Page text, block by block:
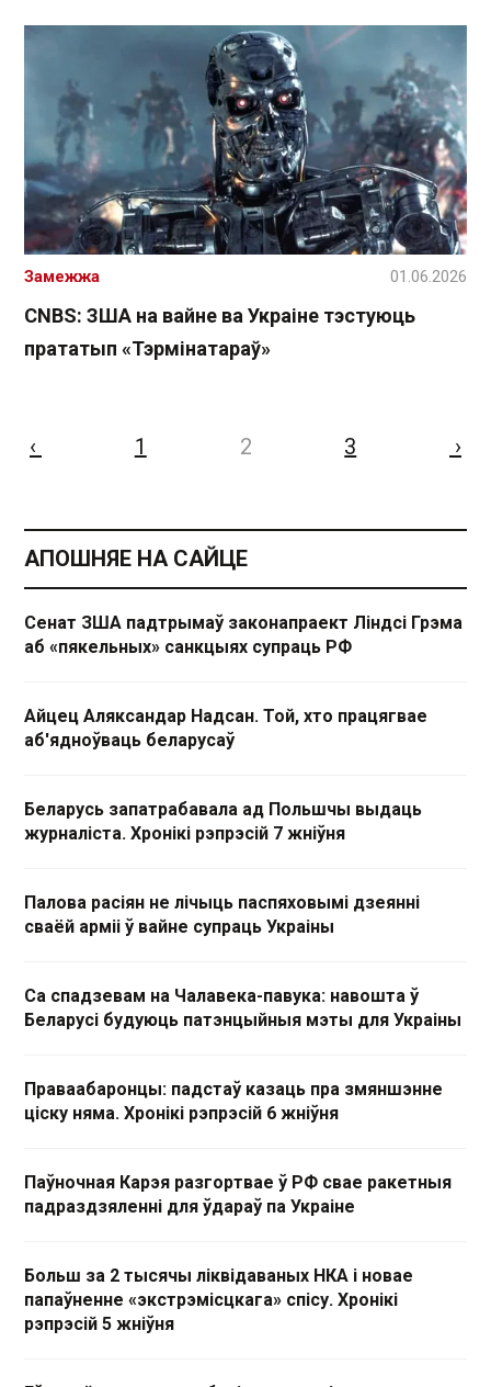
CNBS: ЗША на вайне ва Украіне тэстуюць
прататып «Тэрмінатараў»
Замежжа 01.06.2026
‹ 1 2 3 ›
АПОШНЯЕ НА САЙЦЕ
Сенат ЗША падтрымаў законапраект Ліндсі Грэма
аб «пякельных» санкцыях супраць РФ
Айцец Аляксандар Надсан. Той, хто працягвае
аб'ядноўваць беларусаў
Беларусь запатрабавала ад Польшчы выдаць
журналіста. Хронікі рэпрэсій 7 жніўня
Палова расіян не лічыць паспяховымі дзеянні
сваёй арміі ў вайне супраць Украіны
Са спадзевам на Чалавека-павука: навошта ў
Беларусі будуюць патэнцыйныя мэты для Украіны
Праваабаронцы: падстаў казаць пра змяншэнне
ціску няма. Хронікі рэпрэсій 6 жніўня
Паўночная Карэя разгортвае ў РФ свае ракетныя
падраздзяленні для ўдараў па Украіне
Больш за 2 тысячы ліквідаваных НКА і новае
папаўненне «экстрэмісцкага» спісу. Хронікі
рэпрэсій 5 жніўня